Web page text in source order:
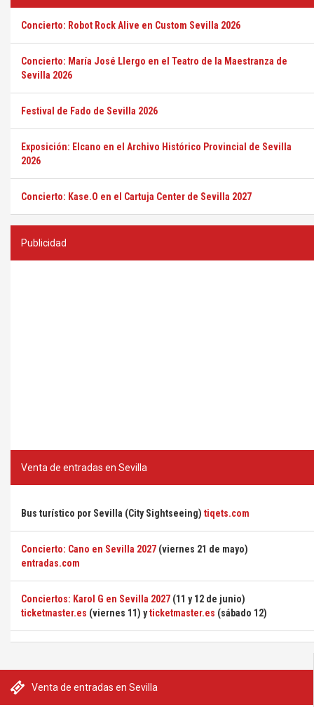
Venta de entradas en Sevilla
Concierto: Robot Rock Alive en Custom Sevilla 2026
Concierto: María José Llergo en el Teatro de la Maestranza de
Sevilla 2026
Festival de Fado de Sevilla 2026
Exposición: Elcano en el Archivo Histórico Provincial de Sevilla
2026
Concierto: Kase.O en el Cartuja Center de Sevilla 2027
Publicidad
Venta de entradas en Sevilla
Bus turístico por Sevilla (City Sightseeing) tiqets.com
Concierto: Cano en Sevilla 2027 (viernes 21 de mayo)
entradas.com
Conciertos: Karol G en Sevilla 2027 (11 y 12 de junio)
ticketmaster.es (viernes 11) yticketmaster.es (sábado 12)